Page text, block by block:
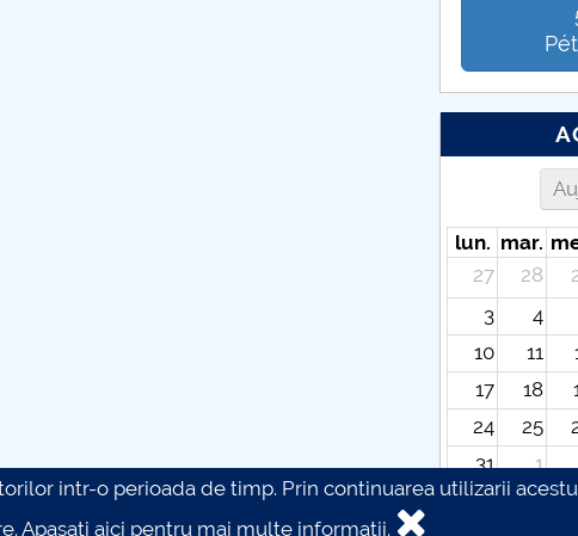
lun. mar.
27
28
3
4
10
11
17
18
24
25
31
1
intr-o perioada de timp. Prin continuarea utilizarii
Apasati aici pentru mai multe informatii.